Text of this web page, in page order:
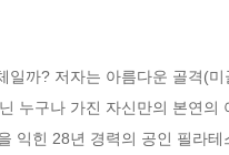
일까? 저자는 아름다운 골격(
누구나 가진 자신만의 본연의
익힌 28년 경력의 공인 필라